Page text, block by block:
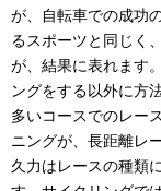
が、自転車での成功
るスポーツと同じく
が、結果に表れます
ングをする以外に方
多いコースでのレー
ニングが、長距離レ
久力はレースの種類